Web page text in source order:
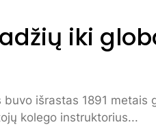
iki
išrastas 1891 metais
kolego instruktorius...